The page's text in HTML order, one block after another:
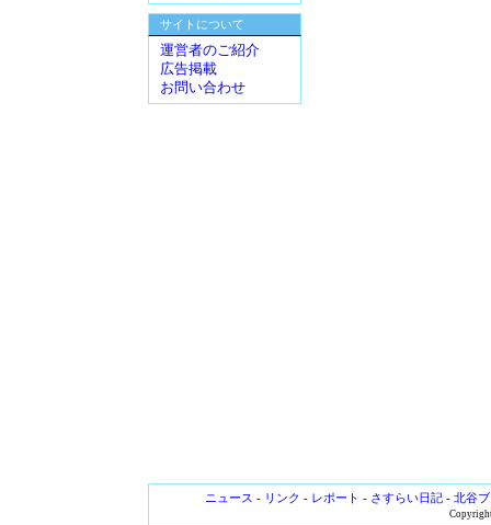
サイトについて
運営者のご紹介
広告掲載
お問い合わせ
ニュース - リンク - レポート - さすらい日記- 北谷